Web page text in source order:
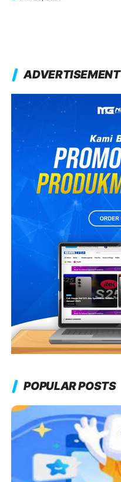
ADVERTISEMENT
POPULAR POSTS